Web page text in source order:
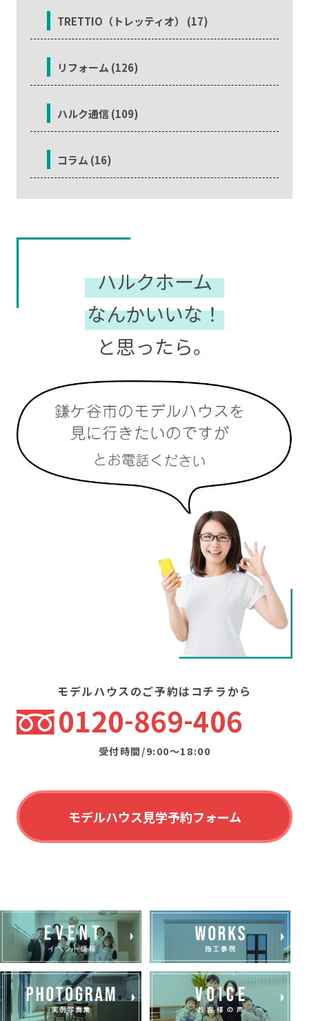
TRETTIO（トレッティオ） (17)
リフォーム (126)
ハルク通信 (109)
コラム (16)
ハルクホーム
なんかいいな！
と思ったら。
モデルハウスのご予約はコチラから
0120 869 406
受付時間/9:00〜18:00
モデルハウス見学予約フォーム